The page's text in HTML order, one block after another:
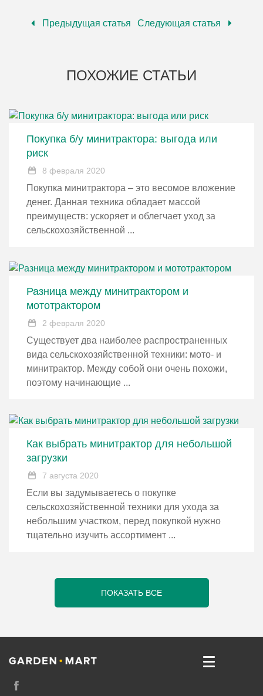
Предыдущая статья Следующая статья
ПОХОЖИЕ СТАТЬИ
Покупка б/у минитрактора: выгода или
риск
8 февраля 2020
Покупка минитрактора – это весомое вложение
денег. Данная техника обладает массой
преимуществ: ускоряет и облегчает уход за
сельскохозяйственной ...
Разница между минитрактором и
мототрактором
2 февраля 2020
Существует два наиболее распространенных
вида сельскохозяйственной техники: мото- и
минитрактор. Между собой они очень похожи,
поэтому начинающие ...
Как выбрать минитрактор для небольшой
загрузки
7 августа 2020
Если вы задумываетесь о покупке
сельскохозяйственной техники для ухода за
небольшим участком, перед покупкой нужно
тщательно изучить ассортимент ...
ПОКАЗАТЬ ВСЕ